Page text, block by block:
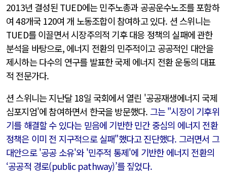
2013년 결성된 TUED에는 민주노총과 공공운수노조를 포함하
여 48개국 120여 개 노동조합이 참여하고 있다. 션 스위니는
TUED를 이끌면서 시장주의적 기후 대응 정책의 실패에 관한
분석을 바탕으로, 에너지 전환의 민주적이고 공공적인 대안을
제시하는 다수의 연구를 발표한 국제 에너지 전환 운동의 대표
적 전문가다.
션 스위니는 지난달 18일 국회에서 열린 '공공재생에너지 국제
심포지엄'에 참여하면서 한국을 방문했다. 그는 "시장이 기후위
기를 해결할 수 있다는 믿음에 기반한 민간 중심의 에너지 전환
정책은 이미 전 지구적으로 실패"했다고 진단했다. 그러면서 그
대안으로 '공공 소유'와 '민주적 통제'에 기반한 에너지 전환의
‘공공적 경로(public pathway)’를 짚었다.